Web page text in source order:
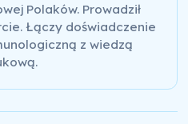
Polaków. Prowadził
Łączy doświadczenie
z wiedzą